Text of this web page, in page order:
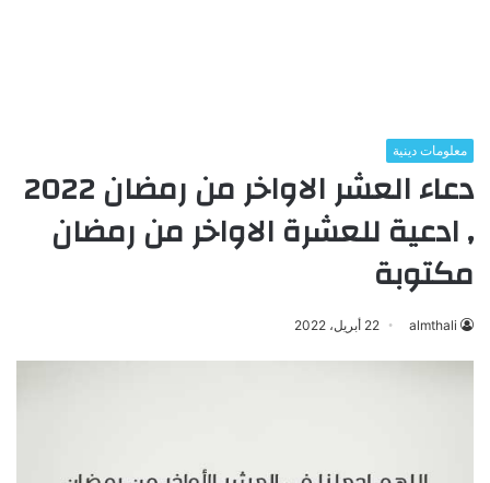
معلومات دينية
دعاء العشر الاواخر من رمضان 2022
, ادعية للعشرة الاواخر من رمضان
مكتوبة
almthali 22 أبريل، 2022